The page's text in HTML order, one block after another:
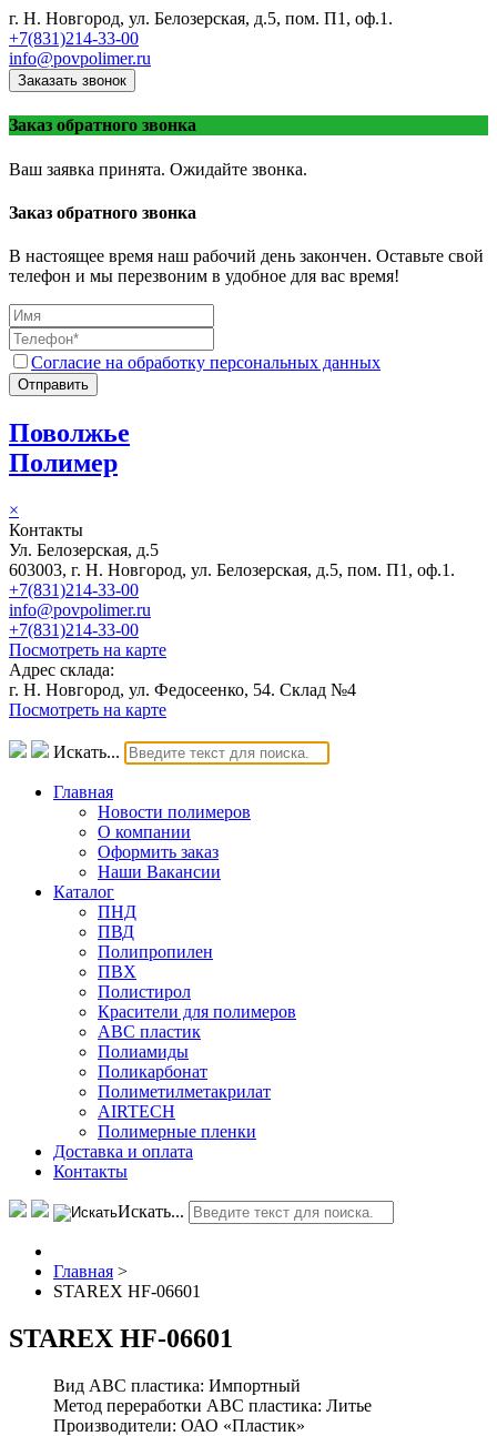
г. Н. Новгород, ул. Белозерская, д.5, пом. П1, оф.1.
+7(831)214-33-00
info@povpolimer.ru
Заказать звонок
Заказ обратного звонка
Ваш заявка принята. Ожидайте звонка.
Заказ обратного звонка
В настоящее время наш рабочий день закончен. Оставьте свой
телефон и мы перезвоним в удобное для вас время!
Согласие на обработку персональных данных
Отправить
Поволжье
Полимер
×
Контакты
Ул. Белозерская, д.5
603003, г. Н. Новгород, ул. Белозерская, д.5, пом. П1, оф.1.
+7(831)214-33-00
info@povpolimer.ru
+7(831)214-33-00
Посмотреть на карте
Адрес склада:
г. Н. Новгород, ул. Федосеенко, 54. Склад №4
Посмотреть на карте
Искать...
Главная
Новости полимеров
О компании
Оформить заказ
Наши Вакансии
Каталог
ПНД
ПВД
Полипропилен
ПВХ
Полистирол
Красители для полимеров
АВС пластик
Полиамиды
Поликарбонат
Полиметилметакрилат
AIRTECH
Полимерные пленки
Доставка и оплата
Контакты
Искать...
Главная >
STAREX HF-06601
STAREX HF-06601
Вид ABC пластика: Импортный
Метод переработки ABC пластика: Литье
Производители: ОАО «Пластик»